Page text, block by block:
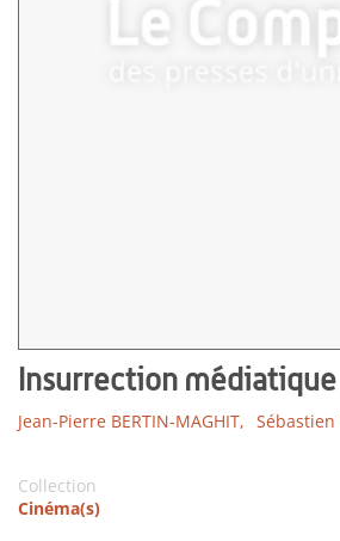
Insurrection médiatique
Jean-Pierre BERTIN-MAGHIT, Sébastien
Collection
Cinéma(s)